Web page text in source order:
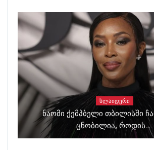
ᲡᲚᲐᲘᲓᲔᲠᲘ
Ნაომი Ქემპბელი Თბილისში
Ცნობილია, Როდის…